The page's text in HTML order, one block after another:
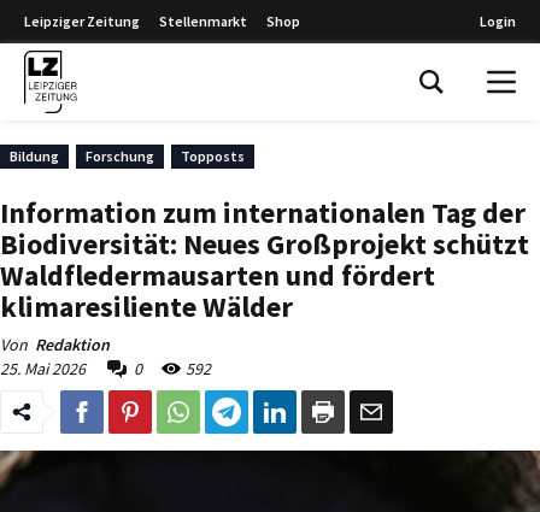
Leipziger Zeitung Stellenmarkt Shop Login
Bildung Forschung Topposts
Information zum internationalen Tag der
Biodiversität: Neues Großprojekt schützt
Waldfledermausarten und fördert
klimaresiliente Wälder
Von Redaktion
25. Mai 2026
0 592